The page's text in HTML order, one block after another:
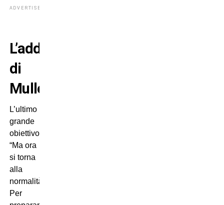
ADVERTISEMENT
L’addio
di
Muller
L’ultimo
grande
obiettivo:
“Ma ora
si torna
alla
normalità.
Per